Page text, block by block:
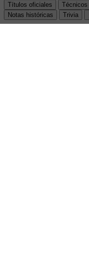
Títulos oficiales
Técnicos
Notas históricas
Trivia